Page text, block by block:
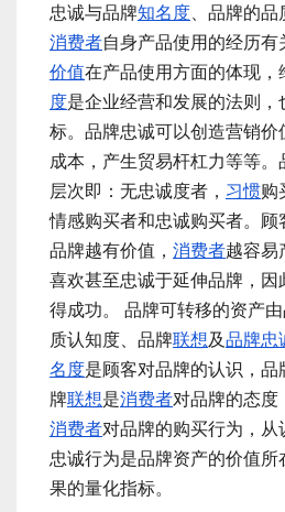
忠诚与品牌知名度 、品牌的
消费者自身产品使用的经历有
价值在产品使用方面的体现，
度是企业经营和发展的法则，
标。品牌忠诚可以创造营销价
成本，产生贸易杆杠力等等
层次即：无忠诚度者， 习惯购
情感购买者和忠诚购买者。顾
品牌越有价值， 消费者越容易
喜欢甚至忠诚于延伸品牌，因
得成功。 品牌可转移的资产
质认知度、品牌联想及品牌忠
名度是顾客对品牌的认识，品
牌联想是消费者对品牌的态度
消费者对品牌的购买行为，从
忠诚行为是品牌资产的价值所
果的量化指标。